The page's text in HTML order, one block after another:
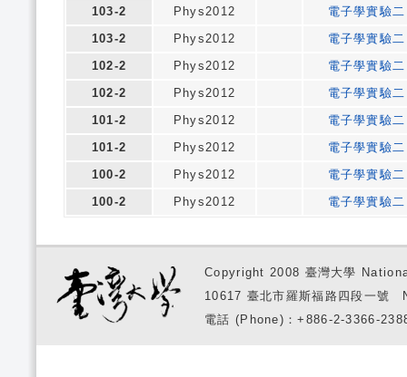
103-2
Phys2012
電子學實驗二
103-2
Phys2012
電子學實驗二
102-2
Phys2012
電子學實驗二
102-2
Phys2012
電子學實驗二
101-2
Phys2012
電子學實驗二
101-2
Phys2012
電子學實驗二
100-2
Phys2012
電子學實驗二
100-2
Phys2012 電子學實驗二
Copyright 2008 臺灣大學
10617 臺北市羅斯福路四段一
電話 (Phone)：+886-2-3366-